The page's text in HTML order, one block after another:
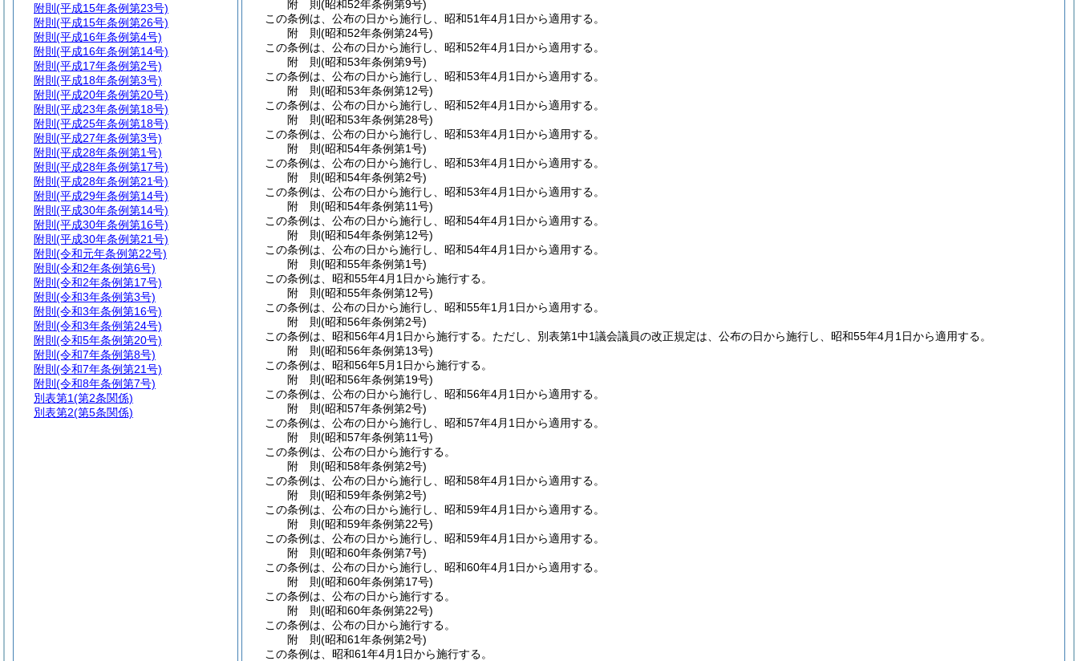
附 則(昭和52年条例第9号)
この条例は、公布の日から施行し、昭和51年4月1日から適用する。
附 則(昭和52年条例第24号)
この条例は、公布の日から施行し、昭和52年4月1日から適用する。
附 則(昭和53年条例第9号)
この条例は、公布の日から施行し、昭和53年4月1日から適用する。
附 則(昭和53年条例第12号)
この条例は、公布の日から施行し、昭和52年4月1日から適用する。
附 則(昭和53年条例第28号)
この条例は、公布の日から施行し、昭和53年4月1日から適用する。
附 則(昭和54年条例第1号)
この条例は、公布の日から施行し、昭和53年4月1日から適用する。
附 則(昭和54年条例第2号)
この条例は、公布の日から施行し、昭和53年4月1日から適用する。
附 則(昭和54年条例第11号)
この条例は、公布の日から施行し、昭和54年4月1日から適用する。
附 則(昭和54年条例第12号)
この条例は、公布の日から施行し、昭和54年4月1日から適用する。
附 則(昭和55年条例第1号)
この条例は、昭和55年4月1日から施行する。
附 則(昭和55年条例第12号)
この条例は、公布の日から施行し、昭和55年1月1日から適用する。
附 則(昭和56年条例第2号)
この条例は、昭和56年4月1日から施行する。 ただし、別表第1中1議会議員の改正規定は、公布の日から施行し、昭和55年4月1日から適用する。
附 則(昭和56年条例第13号)
この条例は、昭和56年5月1日から施行する。
附 則(昭和56年条例第19号)
この条例は、公布の日から施行し、昭和56年4月1日から適用する。
附 則(昭和57年条例第2号)
この条例は、公布の日から施行し、昭和57年4月1日から適用する。
附 則(昭和57年条例第11号)
この条例は、公布の日から施行する。
附 則(昭和58年条例第2号)
この条例は、公布の日から施行し、昭和58年4月1日から適用する。
附 則(昭和59年条例第2号)
この条例は、公布の日から施行し、昭和59年4月1日から適用する。
附 則(昭和59年条例第22号)
この条例は、公布の日から施行し、昭和59年4月1日から適用する。
附 則(昭和60年条例第7号)
この条例は、公布の日から施行し、昭和60年4月1日から適用する。
附 則(昭和60年条例第17号)
この条例は、公布の日から施行する。
附 則(昭和60年条例第22号)
この条例は、公布の日から施行する。
附 則(昭和61年条例第2号)
この条例は、昭和61年4月1日から施行する。
附則 (平成15年条例第23号)
附則 (平成15年条例第26号)
附則 (平成16年条例第4号)
附則 (平成16年条例第14号)
附則 (平成17年条例第2号)
附則 (平成18年条例第3号)
附則 (平成20年条例第20号)
附則 (平成23年条例第18号)
附則 (平成25年条例第18号)
附則 (平成27年条例第3号)
附則 (平成28年条例第1号)
附則 (平成28年条例第17号)
附則 (平成28年条例第21号)
附則 (平成29年条例第14号)
附則 (平成30年条例第14号)
附則 (平成30年条例第16号)
附則 (平成30年条例第21号)
附則 (令和元年条例第22号)
附則 (令和2年条例第6号)
附則 (令和2年条例第17号)
附則 (令和3年条例第3号)
附則 (令和3年条例第16号)
附則 (令和3年条例第24号)
附則 (令和5年条例第20号)
附則 (令和7年条例第8号)
附則 (令和7年条例第21号)
附則 (令和8年条例第7号)
別表第1(第2条関係)
別表第2(第5条関係)